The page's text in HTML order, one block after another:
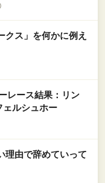
クス」を何かに例え
レース結果：リン
ェルシュホー
理由で辞めていって